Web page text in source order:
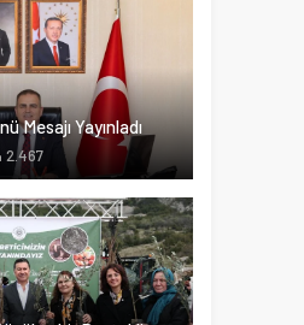
Mesajı Yayınladı
2.467